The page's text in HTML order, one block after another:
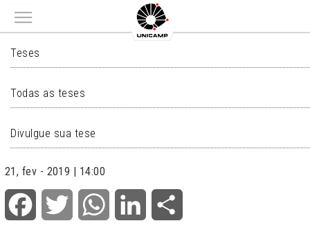
Main menu
TESES
Teses
Todas as teses
Divulgue sua tese
21, fev - 2019 | 14:00
Facebook Twitter WhatsApp LinkedIn